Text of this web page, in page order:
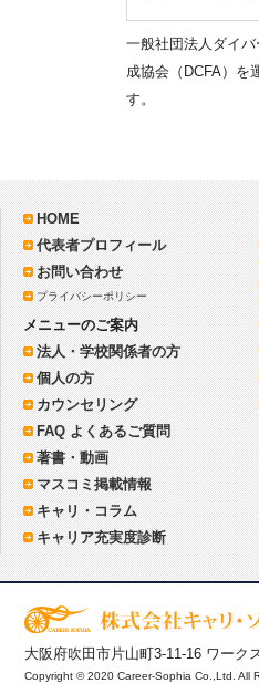
一般社団法人ダイ
成協会（DCFA）を
す。
HOME
代表者プロフィール
お問い合わせ
プライバシーポリシー
メニューのご案内
法人・学校関係者の方
個人の方
カウンセリング
FAQ よくあるご質問
著書・動画
マスコミ掲載情報
キャリ・コラム
キャリア充実度診断
大阪府吹田市片山町3-11-16 ワーク
Copyright © 2020 Career-Sophia Co.,Ltd. All